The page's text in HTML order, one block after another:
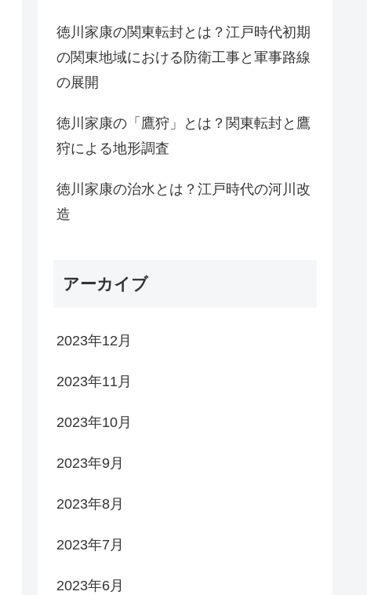
徳川家康の関東転封とは？江戸時代初期
の関東地域における防衛工事と軍事路線
の展開
徳川家康の「鷹狩」とは？関東転封と鷹
狩による地形調査
徳川家康の治水とは？江戸時代の河川改
造
アーカイブ
2023年12月
2023年11月
2023年10月
2023年9月
2023年8月
2023年7月
2023年6月